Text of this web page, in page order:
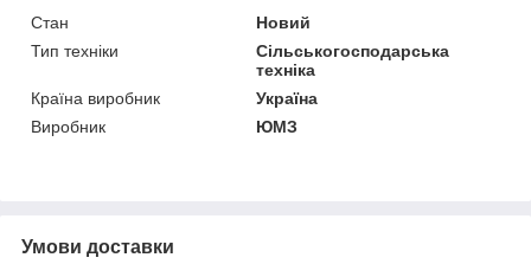
Стан
Новий
Тип техніки
Сільськогосподарська
техніка
Країна виробник
Україна
Виробник
ЮМЗ
Умови доставки